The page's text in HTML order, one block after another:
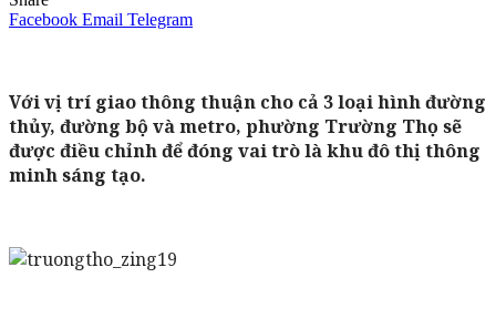
Facebook Email Telegram
Với vị trí giao thông thuận cho cả 3 loại hình đường
thủy, đường bộ và metro, phường Trường Thọ sẽ
được điều chỉnh để đóng vai trò là khu đô thị thông
minh sáng tạo.